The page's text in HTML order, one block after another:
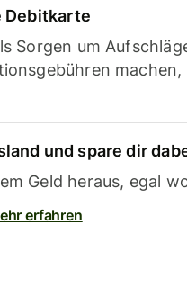
Debitkarte
Sorgen um
und spare dir
Geld heraus, egal
erfahren